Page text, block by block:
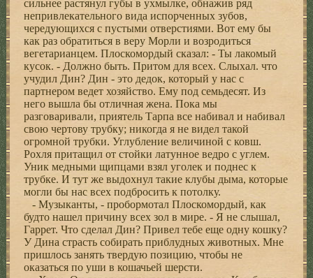
сильнее растянул губы в ухмылке, обнажив ряд
непривлекательного вида испорченных зубов,
чередующихся с пустыми отверстиями. Вот ему бы
как раз обратиться в веру Морли и возродиться
вегетарианцем. Плоскомордый сказал: - Ты лакомый
кусок. - Должно быть. Притом для всех. Слыхал. что
учудил Дин? Дин - это дедок, который у нас с
партнером ведет хозяйство. Ему под семьдесят. Из
него вышла бы отличная жена. Пока мы
разговаривали, приятель Тарпа все набивал и набивал
свою чертову трубку; никогда я не видел такой
огромной трубки. Углубление величиной с ковш.
Рохля притащил от стойки латунное ведро с углем.
Уник медными щипцами взял уголек и поднес к
трубке. И тут же выдохнул такие клубы дыма, которые
могли бы нас всех подбросить к потолку.
- Музыканты, - пробормотал Плоскомордый, как
будто нашел причину всех зол в мире. - Я не слышал,
Гаррет. Что сделал Дин? Привел тебе еще одну кошку?
У Дина страсть собирать приблудных животных. Мне
пришлось занять твердую позицию, чтобы не
оказаться по уши в кошачьей шерсти.